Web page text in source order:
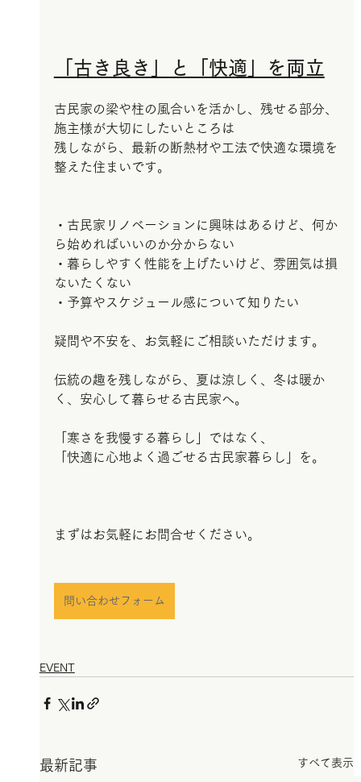
「古き良き」と「快適」を両立
古民家の梁や柱の風合いを活かし、残せる部分、
施主様が大切にしたいところは
残しながら、最新の断熱材や工法で快適な環境を
整えた住まいです。
・古民家リノベーションに興味はあるけど、何か
ら始めればいいのか分からない
・暮らしやすく性能を上げたいけど、雰囲気は損
ないたくない
・予算やスケジュール感について知りたい
疑問や不安を、お気軽にご相談いただけます。
伝統の趣を残しながら、夏は涼しく、冬は暖か
く、安心して暮らせる古民家へ。
「寒さを我慢する暮らし」ではなく、
「快適に心地よく過ごせる古民家暮らし」を。
まずはお気軽にお問合せください。
問い合わせフォーム
EVENT
最新記事 すべて表示